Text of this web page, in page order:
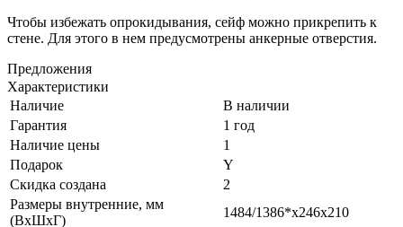
Чтобы избежать опрокидывания, сейф можно прикрепить к
стене. Для этого в нем предусмотрены анкерные отверстия.
Предложения
Характеристики
Наличие
В наличии
Гарантия
1 год
Наличие цены
1
Подарок
Y
Скидка создана
2
Размеры внутренние, мм
(ВхШхГ)
1484/1386*x246x210